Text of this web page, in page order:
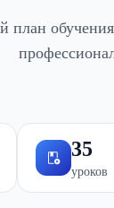
план
35
уроков